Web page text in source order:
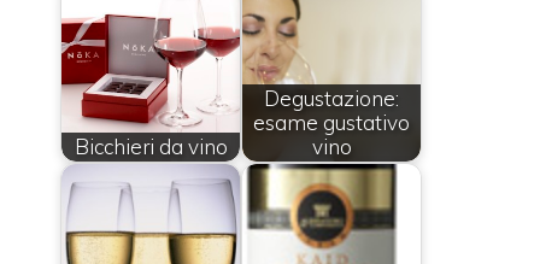
Bicchieri da vino
Degustazione:
esame gustativo
vino